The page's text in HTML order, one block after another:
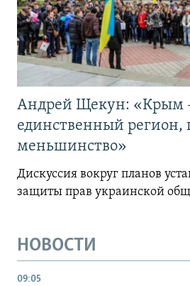
Андрей Щекун: «Крым
единственный регион,
меньшинство»
Дискуссия вокруг планов
защиты прав украинской
НОВОСТИ
09:05